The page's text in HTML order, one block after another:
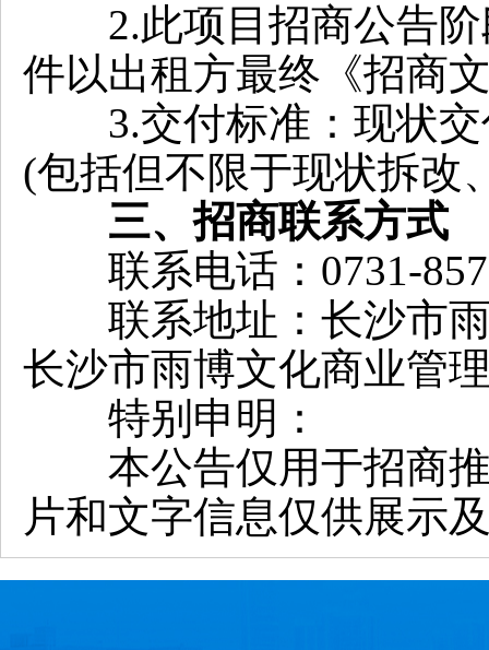
2.此项目招商公告阶
件以出租方最终《招商
3.交付标准：现状交
(包括但不限于现状拆改
三、招商联系方式
联系电话： 0731-
联系地址：长沙市雨
长沙市雨博文化商业管
特别申明：
本公告仅用于招商推
片和文字信息仅供展示